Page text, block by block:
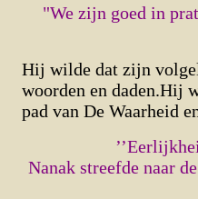
"We zijn goed in
Hij wilde dat zijn
woorden en daden.Hij
pad van De Waarheid
Nanak streefde naar